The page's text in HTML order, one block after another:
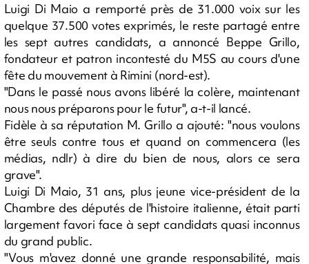
Luigi Di Maio a remporté près de 31.000 voix sur les
quelque 37.500 votes exprimés, le reste partagé entre
les sept autres candidats, a annoncé Beppe Grillo,
fondateur et patron incontesté du M5S au cours d'une
fête du mouvement à Rimini (nord-est).
"Dans le passé nous avons libéré la colère, maintenant
nous nous préparons pour le futur", a-t-il lancé.
Fidèle à sa réputation M. Grillo a ajouté: "nous voulons
être seuls contre tous et quand on commencera (les
médias, ndlr) à dire du bien de nous, alors ce sera
grave".
Luigi Di Maio, 31 ans, plus jeune vice-président de la
Chambre des députés de l'histoire italienne, était parti
largement favori face à sept candidats quasi inconnus
du grand public.
"Vous m'avez donné une grande responsabilité, mais